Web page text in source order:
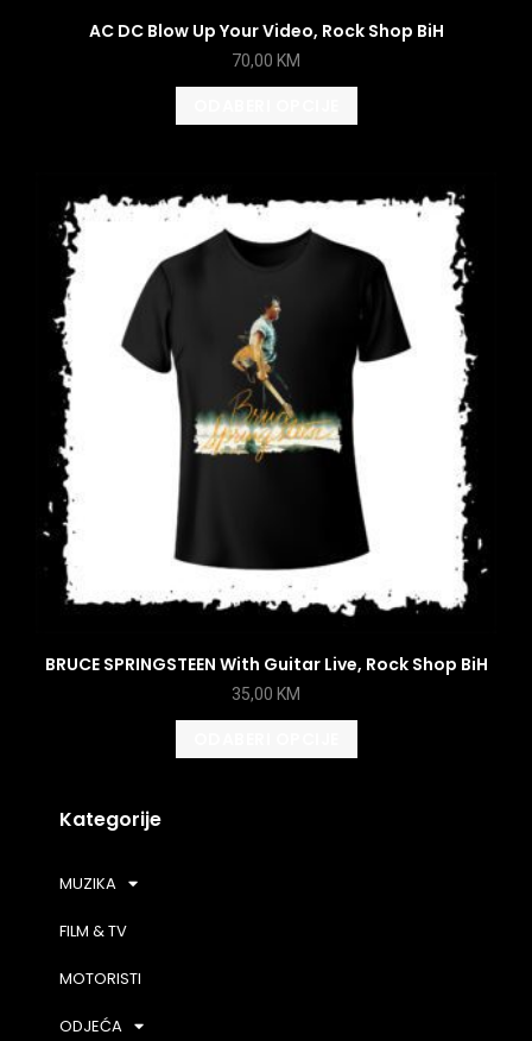
Kategorije
MUZIKA
FILM & TV
MOTORISTI
ODJEĆA
AC DC Blow Up Your Video, Rock Shop BiH
70,00 KM
BRUCE SPRINGSTEEN With Guitar Live, Rock Shop BiH
35,00 KM